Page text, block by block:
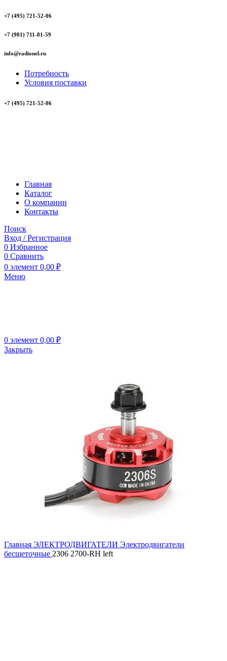
+7 (495) 721-52-06
+7 (901) 711-81-59
info@radionel.ru
Потребность
Условия поставки
+7 (495) 721-52-06
Главная
Каталог
О компании
Контакты
Поиск
Вход / Регистрация
0 Избранное
0 Сравнить
0 элемент 0,00 ₽
Меню
0 элемент 0,00 ₽
Закрыть
Главная ЭЛЕКТРОДВИГАТЕЛИ Электродвигатели
бесщеточные 2306 2700-RH left